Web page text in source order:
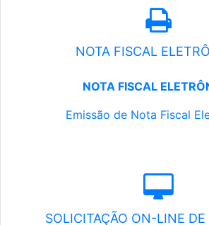
NOTA FISCAL
NOTA FISCAL
Emissão de Nota Fiscal
SOLICITAÇÃO ON-LINE DE